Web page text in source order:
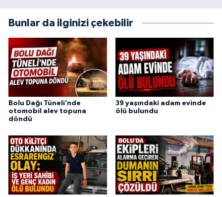
Bunlar da ilginizi çekebilir
Bolu Dağı Tüneli’nde
otomobil alev topuna
döndü
39 yaşındaki adam evinde
ölü bulundu